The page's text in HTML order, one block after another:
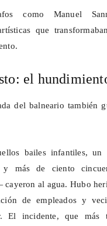
como Manuel
que
el
del balneario también
bailes infantiles, un
y más de ciento
al agua. Hubo
de empleados y
El incidente, que más